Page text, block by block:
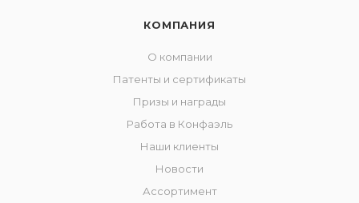
КОМПАНИЯ
О компании
Патенты и сертификаты
Призы и награды
Работа в Конфаэль
Наши клиенты
Новости
Ассортимент